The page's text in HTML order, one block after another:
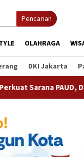
Pencarian
OLAHRAGA
DKI Jakarta
PAUD, Dorong